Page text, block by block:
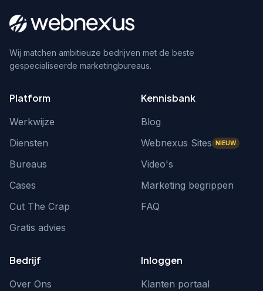
Wij matchen ambitieuze bedrijven met de beste
gespecialiseerde marketingbureaus.
Platform
Werkwijze
Diensten
Bureaus
Cases
Cut The Crap
Gratis advies
Kennisbank
Blog
Webnexus Sites NIEUW
Video's
Marketing begrippen
FAQ
Bedrijf
Over Ons
Inloggen
Klanten portaal